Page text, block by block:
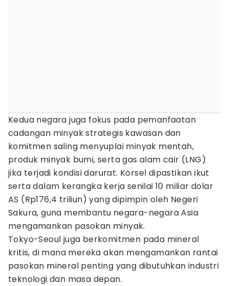
Kedua negara juga fokus pada pemanfaatan
cadangan minyak strategis kawasan dan
komitmen saling menyuplai minyak mentah,
produk minyak bumi, serta gas alam cair (LNG)
jika terjadi kondisi darurat. Korsel dipastikan ikut
serta dalam kerangka kerja senilai 10 miliar dolar
AS (Rp176,4 triliun) yang dipimpin oleh Negeri
Sakura, guna membantu negara-negara Asia
mengamankan pasokan minyak.
Tokyo-Seoul juga berkomitmen pada mineral
kritis, di mana mereka akan mengamankan rantai
pasokan mineral penting yang dibutuhkan industri
teknologi dan masa depan.